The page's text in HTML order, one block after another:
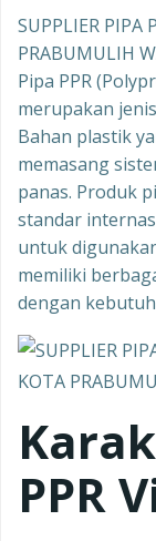
SUPPLIER PIPA
PRABUMULIH
Pipa PPR
merupakan
Bahan plastik
memasang
panas. Produk
standar
untuk
memiliki
dengan
PPR